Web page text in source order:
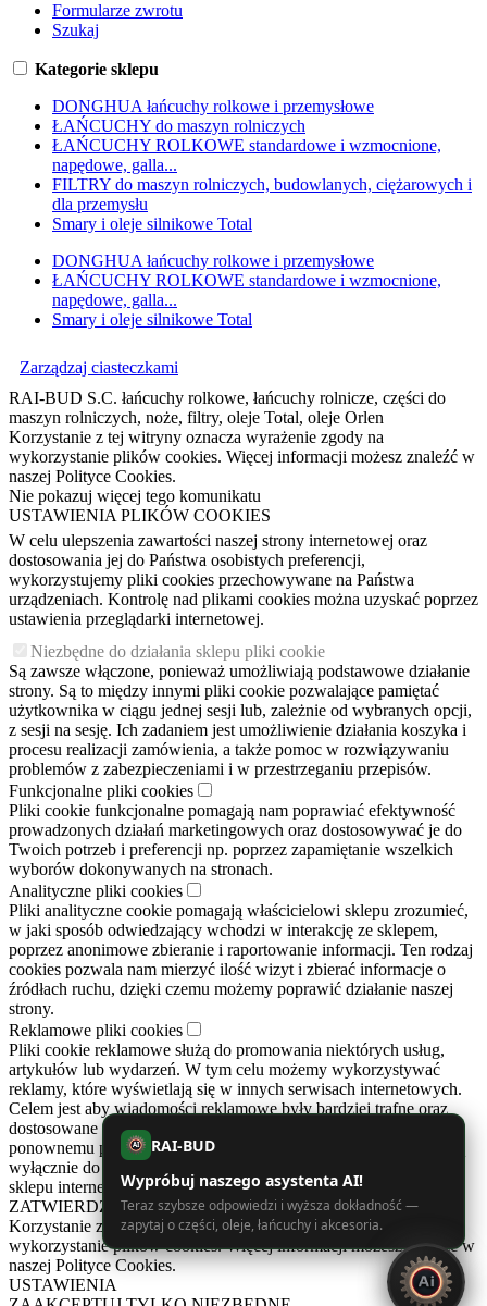
Formularze zwrotu
Szukaj
Kategorie sklepu
DONGHUA łańcuchy rolkowe i przemysłowe
ŁAŃCUCHY do maszyn rolniczych
ŁAŃCUCHY ROLKOWE standardowe i wzmocnione,
napędowe, galla...
FILTRY do maszyn rolniczych, budowlanych, ciężarowych i
dla przemysłu
Smary i oleje silnikowe Total
DONGHUA łańcuchy rolkowe i przemysłowe
ŁAŃCUCHY ROLKOWE standardowe i wzmocnione,
napędowe, galla...
Smary i oleje silnikowe Total
Zarządzaj ciasteczkami
RAI-BUD S.C. łańcuchy rolkowe, łańcuchy rolnicze, części do
maszyn rolniczych, noże, filtry, oleje Total, oleje Orlen
Korzystanie z tej witryny oznacza wyrażenie zgody na
wykorzystanie plików cookies. Więcej informacji możesz znaleźć w
naszej Polityce Cookies.
Nie pokazuj więcej tego komunikatu
USTAWIENIA PLIKÓW COOKIES
W celu ulepszenia zawartości naszej strony internetowej oraz
dostosowania jej do Państwa osobistych preferencji,
wykorzystujemy pliki cookies przechowywane na Państwa
urządzeniach. Kontrolę nad plikami cookies można uzyskać poprzez
ustawienia przeglądarki internetowej.
Niezbędne do działania sklepu pliki cookie
Są zawsze włączone, ponieważ umożliwiają podstawowe działanie
strony. Są to między innymi pliki cookie pozwalające pamiętać
użytkownika w ciągu jednej sesji lub, zależnie od wybranych opcji,
z sesji na sesję. Ich zadaniem jest umożliwienie działania koszyka i
procesu realizacji zamówienia, a także pomoc w rozwiązywaniu
problemów z zabezpieczeniami i w przestrzeganiu przepisów.
Funkcjonalne pliki cookies
Pliki cookie funkcjonalne pomagają nam poprawiać efektywność
prowadzonych działań marketingowych oraz dostosowywać je do
Twoich potrzeb i preferencji np. poprzez zapamiętanie wszelkich
wyborów dokonywanych na stronach.
Analityczne pliki cookies
Pliki analityczne cookie pomagają właścicielowi sklepu zrozumieć,
w jaki sposób odwiedzający wchodzi w interakcję ze sklepem,
poprzez anonimowe zbieranie i raportowanie informacji. Ten rodzaj
cookies pozwala nam mierzyć ilość wizyt i zbierać informacje o
źródłach ruchu, dzięki czemu możemy poprawić działanie naszej
strony.
Reklamowe pliki cookies
Pliki cookie reklamowe służą do promowania niektórych usług,
artykułów lub wydarzeń. W tym celu możemy wykorzystywać
reklamy, które wyświetlają się w innych serwisach internetowych.
Celem jest aby wiadomości reklamowe były bardziej trafne oraz
dostosowane do Twoich preferencji. Cookies zapobiegają też
ponownemu pojawianiu się tych samych reklam. Reklamy te służą
wyłącznie do informowania o prowadzonych działaniach naszego
sklepu internetowego.
ZATWIERDZAM
Korzystanie z tej witryny oznacza wyrażenie zgody na
wykorzystanie plików cookies. Więcej informacji możesz znaleźć w
naszej Polityce Cookies.
USTAWIENIA
AI
RAI-BUD
Wypróbuj naszego asystenta AI!
Teraz szybsze odpowiedzi i wyższa dokładność —
zapytaj o części, oleje, łańcuchy i akcesoria.